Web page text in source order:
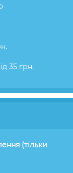
35 грн.
(тільки